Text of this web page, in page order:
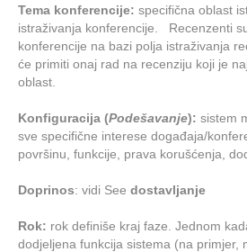
Tema konferencije: specifična oblast
istraživanja konferencije. Recenzenti
konferencije na bazi polja istraživanja
će primiti onaj rad na recenziju koji je
oblast.
Konfiguracija (Podešavanje): sistem
sve specifične interese događaja/
površinu, funkcije, prava korušćenja,
Doprinos: vidi See dostavljanje
Rok: rok definiše kraj faze . Jednom
dodjeljena funkcija sistema (na primjer,